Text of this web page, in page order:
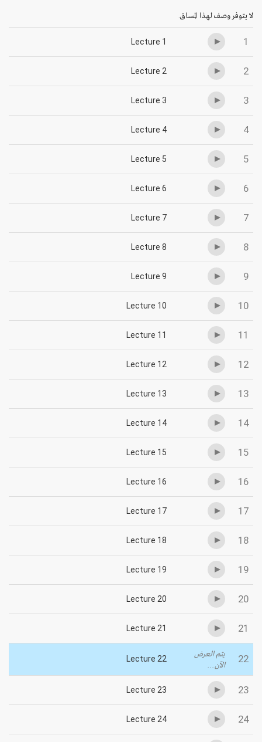
لا يتوفر وصف لهذا المساق.
1
Lecture 1
2
Lecture 2
3
Lecture 3
4
Lecture 4
5
Lecture 5
6
Lecture 6
7
Lecture 7
8
Lecture 8
9
Lecture 9
10
Lecture 10
11
Lecture 11
12
Lecture 12
13
Lecture 13
14
Lecture 14
15
Lecture 15
16
Lecture 16
17
Lecture 17
18
Lecture 18
19
Lecture 19
20
Lecture 20
21
Lecture 21
22
يتم العرض
الآن...
Lecture 22
23
Lecture 23
24
Lecture 24